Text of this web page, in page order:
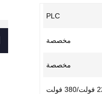
PLC
مخصصة
مخصصة
فولت